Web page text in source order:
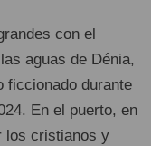
con el
aguas de Dénia,
ficcionado durante
En el puerto, en
los cristianos y